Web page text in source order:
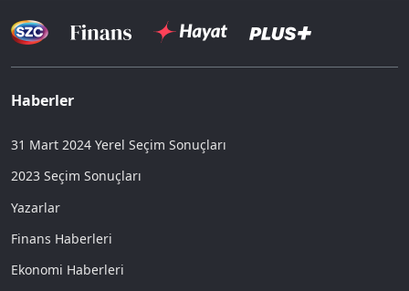
Haberler
31 Mart 2024 Yerel Seçim Sonuçları
2023 Seçim Sonuçları
Yazarlar
Finans Haberleri
Ekonomi Haberleri